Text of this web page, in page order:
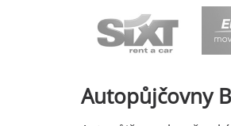
Autopůjčovny